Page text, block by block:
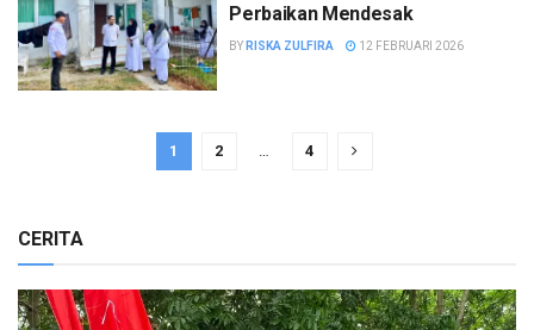
Perbaikan Mendesak
BY RISKA ZULFIRA 12 FEBRUARI 2026
1 2 … 4
CERITA